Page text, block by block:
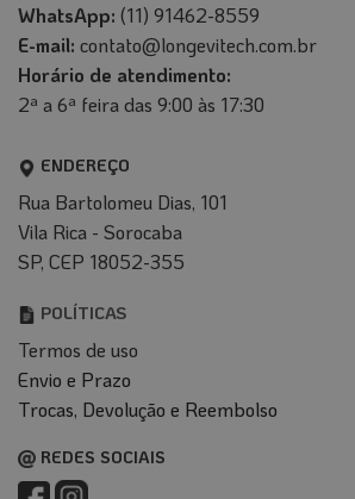
WhatsApp: (11) 91462-8559
E-mail: contato@longevitech.com.br
Horário de atendimento:
2ª a 6ª feira das 9:00 às 17:30
ENDEREÇO
Rua Bartolomeu Dias, 101
Vila Rica - Sorocaba
SP, CEP 18052-355
POLÍTICAS
Termos de uso
Envio e Prazo
Trocas, Devolução e Reembolso
REDES SOCIAIS